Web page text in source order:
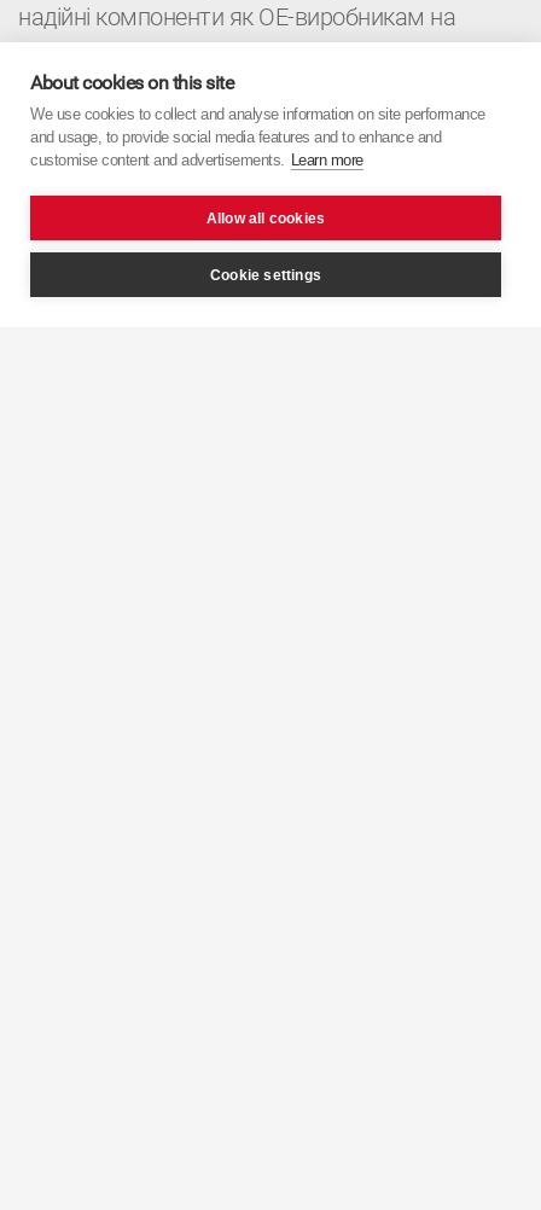
надійні компоненти як ОЕ-виробникам на
автомайстерням для післпродажного
обслуговування автомобілей. Це поєднання
японської точності з європейським підходом.
About cookies on this site
We use cookies to collect and analyse information on site performance
and usage, to provide social media features and to enhance and
customise content and advertisements. Learn more
Allow all cookies
Cookie settings